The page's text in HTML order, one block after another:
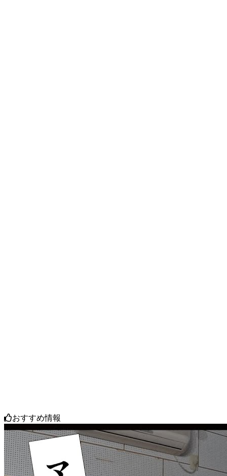
おすすめ情報